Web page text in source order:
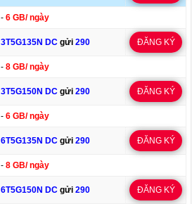
-6 GB/ ngày
3T5G135N DCgửi 290 ĐĂNG KÝ
-8 GB/ ngày
3T5G150N DCgửi 290 ĐĂNG KÝ
-6 GB/ ngày
6T5G135N DCgửi 290 ĐĂNG KÝ
-8 GB/ ngày
6T5G150N DCgửi 290 ĐĂNG KÝ